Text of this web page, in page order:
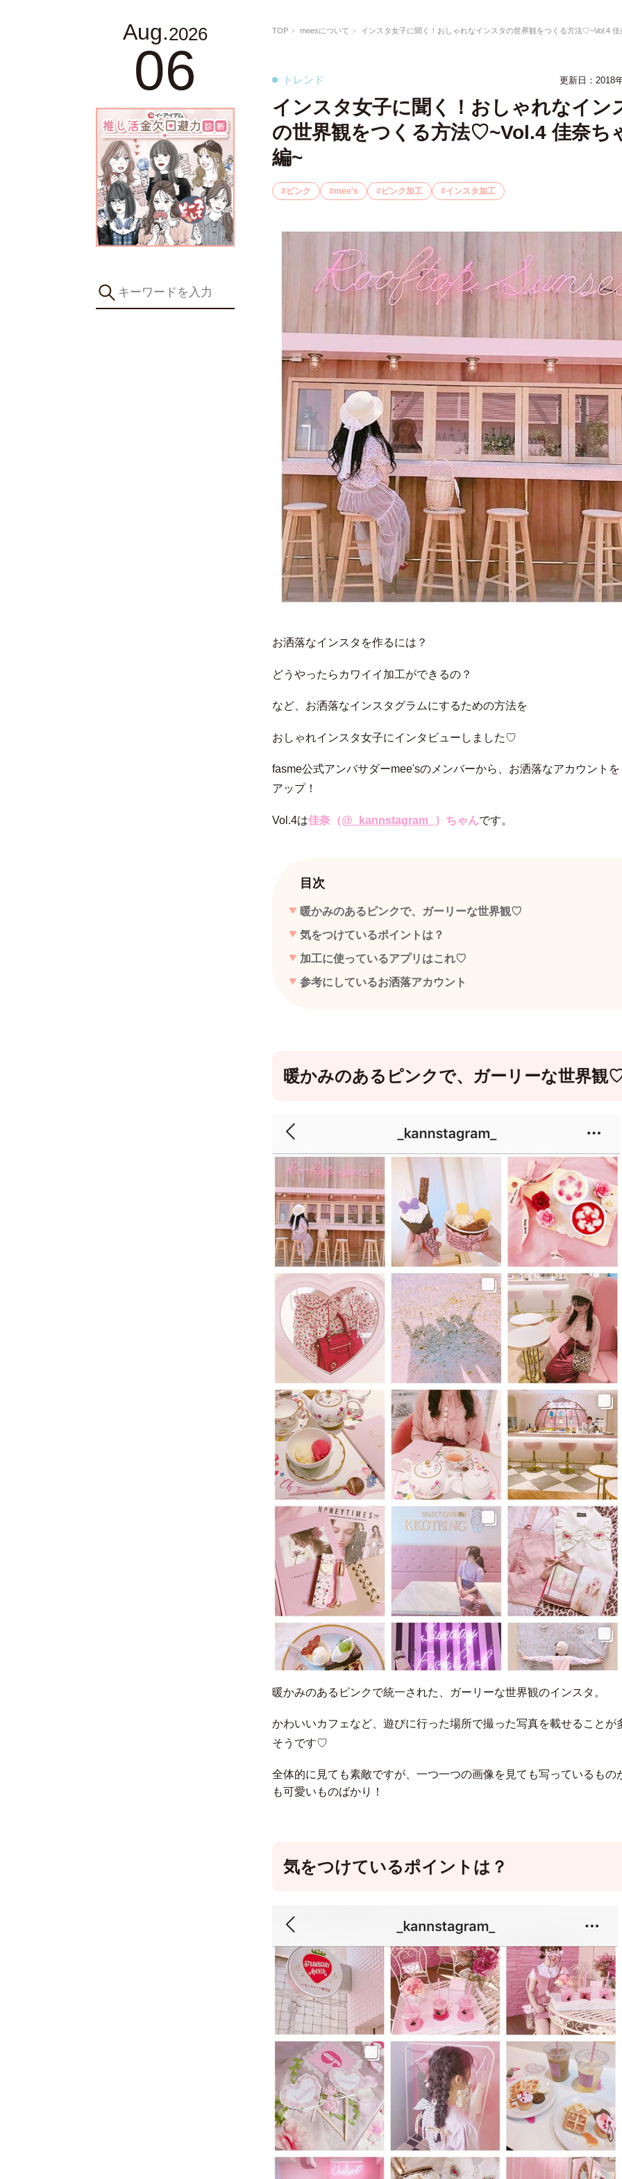
Aug.2026
06
TOP meesについて インスタ女子に聞く！おしゃれなインスタの世界観をつくる方法♡~Vol.4 佳奈ちゃ
トレンド 更新日：2018
インスタ女子に聞く！おしゃれなイン
の世界観をつくる方法♡~Vol.4 佳奈ち
編~
ピンク mee's ピンク加工 インスタ加工
お洒落なインスタを作るには？
どうやったらカワイイ加工ができるの？
など、お洒落なインスタグラムにするための方法を
おしゃれインスタ女子にインタビューしました♡
fasme公式アンバサダーmee'sのメンバーから、お洒落なアカウント
アップ！
Vol.4は佳奈（@_kannstagram_ ）ちゃんです。
目次
暖かみのあるピンクで、ガーリーな世界観♡
気をつけているポイントは？
加工に使っているアプリはこれ♡
参考にしているお洒落アカウント
暖かみのあるピンクで、ガーリーな世界観
暖かみのあるピンクで統一された、ガーリーな世界観のインスタ。
かわいいカフェなど、遊びに行った場所で撮った写真を載せることが
そうです♡
全体的に見ても素敵ですが、一つ一つの画像を見ても写っているもの
も可愛いものばかり！
気をつけているポイントは？